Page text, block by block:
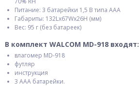
Питание: 3 батарейки 1,5 В типа AAA
Габариты: 132Lx67Wx26H (мм)
Вес: 95 г (без батареек)
В комплект WALCOM MD-918 входят:
влагомер MD-918
футляр
инструкция
3 ААА батарейки.